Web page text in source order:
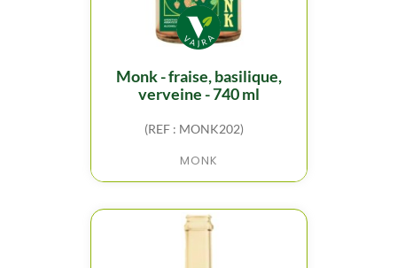
monk - fraise, basilique,
verveine - 740 ml
(REF : MONK202)
MONK